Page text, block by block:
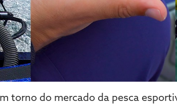
torno do mercado da pesca